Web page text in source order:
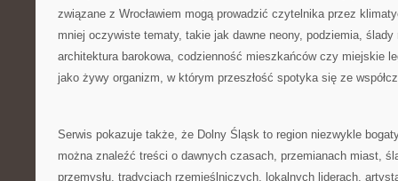
związane z Wrocławiem mogą prowadzić czytelnika przez
mniej oczywiste tematy, takie jak dawne neony, podziemia, ślady
architektura barokowa, codzienność mieszkańców czy miejskie
jako żywy organizm, w którym przeszłość spotyka się ze
Serwis pokazuje także, że Dolny Śląsk to region niezwykle
można znaleźć treści o dawnych czasach, przemianach miast,
przemysłu, tradycjach rzemieślniczych, lokalnych liderach,